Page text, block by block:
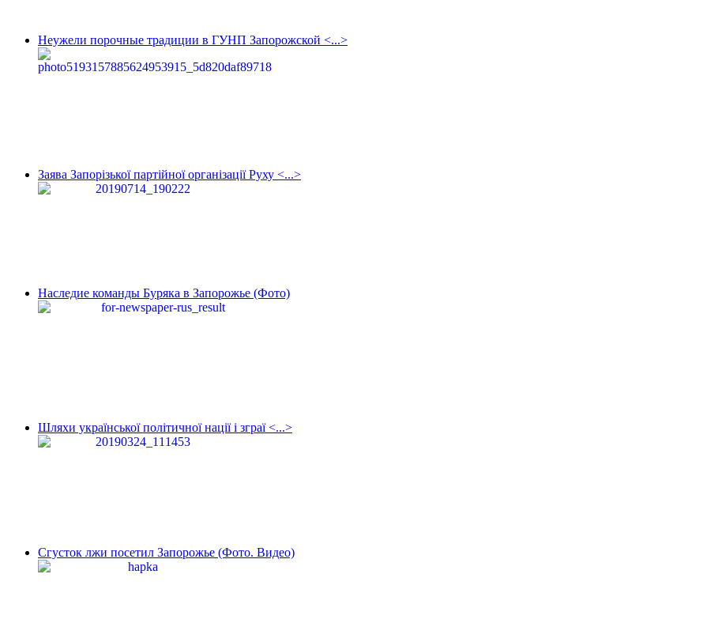
Неужели порочные традиции в ГУНП Запорожской <...>
Заява Запорізької партійної організації Руху <...>
Наследие команды Буряка в Запорожье (Фото)
Шляхи української політичної нації і зграї <...>
Сгусток лжи посетил Запорожье (Фото. Видео)